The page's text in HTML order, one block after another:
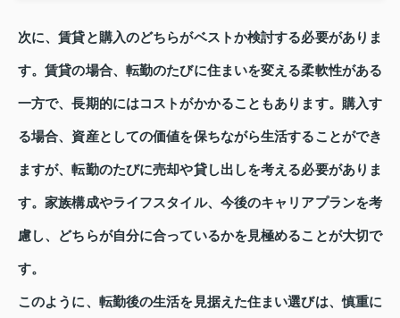
次に、賃貸と購入のどちらがベストか検討する必要がありま
す。賃貸の場合、転勤のたびに住まいを変える柔軟性がある
一方で、長期的にはコストがかかることもあります。購入す
る場合、資産としての価値を保ちながら生活することができ
ますが、転勤のたびに売却や貸し出しを考える必要がありま
す。家族構成やライフスタイル、今後のキャリアプランを考
慮し、どちらが自分に合っているかを見極めることが大切で
す。
このように、転勤後の生活を見据えた住まい選びは、慎重に